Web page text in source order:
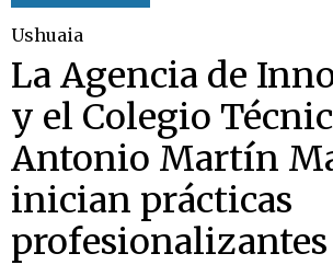
Ushuaia
La Agencia de
y el Colegio
Antonio Martín
inician prácticas